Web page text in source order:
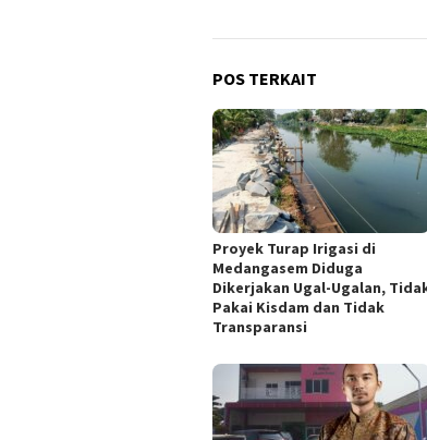
POS TERKAIT
Proyek Turap Irigasi di
Medangasem Diduga
Dikerjakan Ugal-Ugalan,
Pakai Kisdam dan Tidak
Transparansi